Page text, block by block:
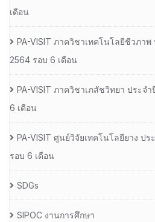
เดือน
PA-VISIT ภาควิชาเทคโนโลยีชีวภา
2564 รอบ 6 เดือน
PA-VISIT ภาควิชาเภสัชวิทยา ประจ
6 เดือน
PA-VISIT ศูนย์วิจัยเทคโนโลยียาง ป
รอบ 6 เดือน
SDGs
SIPOC งานการศึกษา